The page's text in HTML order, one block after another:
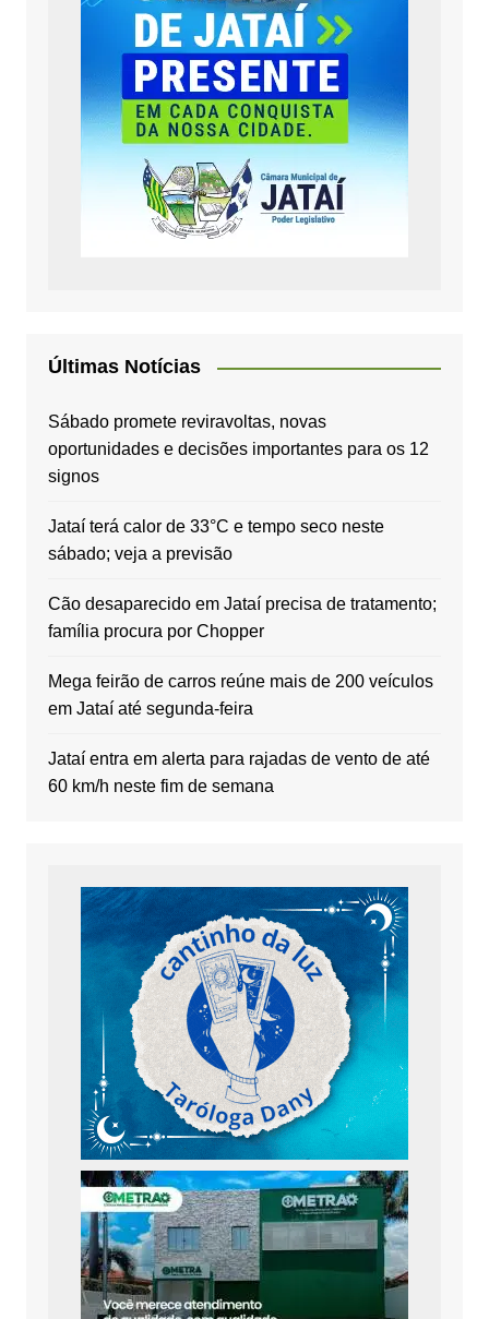
Últimas Notícias
Sábado promete reviravoltas, novas
oportunidades e decisões importantes para os 12
signos
Jataí terá calor de 33°C e tempo seco neste
sábado; veja a previsão
Cão desaparecido em Jataí precisa de tratamento;
família procura por Chopper
Mega feirão de carros reúne mais de 200 veículos
em Jataí até segunda-feira
Jataí entra em alerta para rajadas de vento de até
60 km/h neste fim de semana